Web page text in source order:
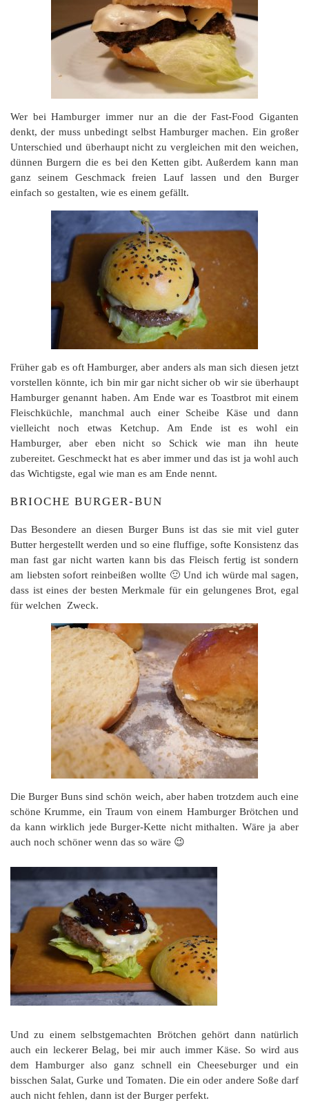
Wer bei Hamburger immer nur an die der Fast-Food Giganten
denkt, der muss unbedingt selbst Hamburger machen. Ein großer
Unterschied und überhaupt nicht zu vergleichen mit den weichen,
dünnen Burgern die es bei den Ketten gibt. Außerdem kann man
ganz seinem Geschmack freien Lauf lassen und den Burger
einfach so gestalten, wie es einem gefällt.
Früher gab es oft Hamburger, aber anders als man sich diesen jetzt
vorstellen könnte, ich bin mir gar nicht sicher ob wir sie überhaupt
Hamburger genannt haben. Am Ende war es Toastbrot mit einem
Fleischküchle, manchmal auch einer Scheibe Käse und dann
vielleicht noch etwas Ketchup. Am Ende ist es wohl ein
Hamburger, aber eben nicht so Schick wie man ihn heute
zubereitet. Geschmeckt hat es aber immer und das ist ja wohl auch
das Wichtigste, egal wie man es am Ende nennt.
BRIOCHE BURGER-BUN
Das Besondere an diesen Burger Buns ist das sie mit viel guter
Butter hergestellt werden und so eine fluffige, softe Konsistenz das
man fast gar nicht warten kann bis das Fleisch fertig ist sondern
am liebsten sofort reinbeißen wollte 🙂 Und ich würde mal sagen,
dass ist eines der besten Merkmale für ein gelungenes Brot, egal
für welchen Zweck.
Die Burger Buns sind schön weich, aber haben trotzdem auch eine
schöne Krumme, ein Traum von einem Hamburger Brötchen und
da kann wirklich jede Burger-Kette nicht mithalten. Wäre ja aber
auch noch schöner wenn das so wäre 😉
Und zu einem selbstgemachten Brötchen gehört dann natürlich
auch ein leckerer Belag, bei mir auch immer Käse. So wird aus
dem Hamburger also ganz schnell ein Cheeseburger und ein
bisschen Salat, Gurke und Tomaten. Die ein oder andere Soße darf
auch nicht fehlen, dann ist der Burger perfekt.